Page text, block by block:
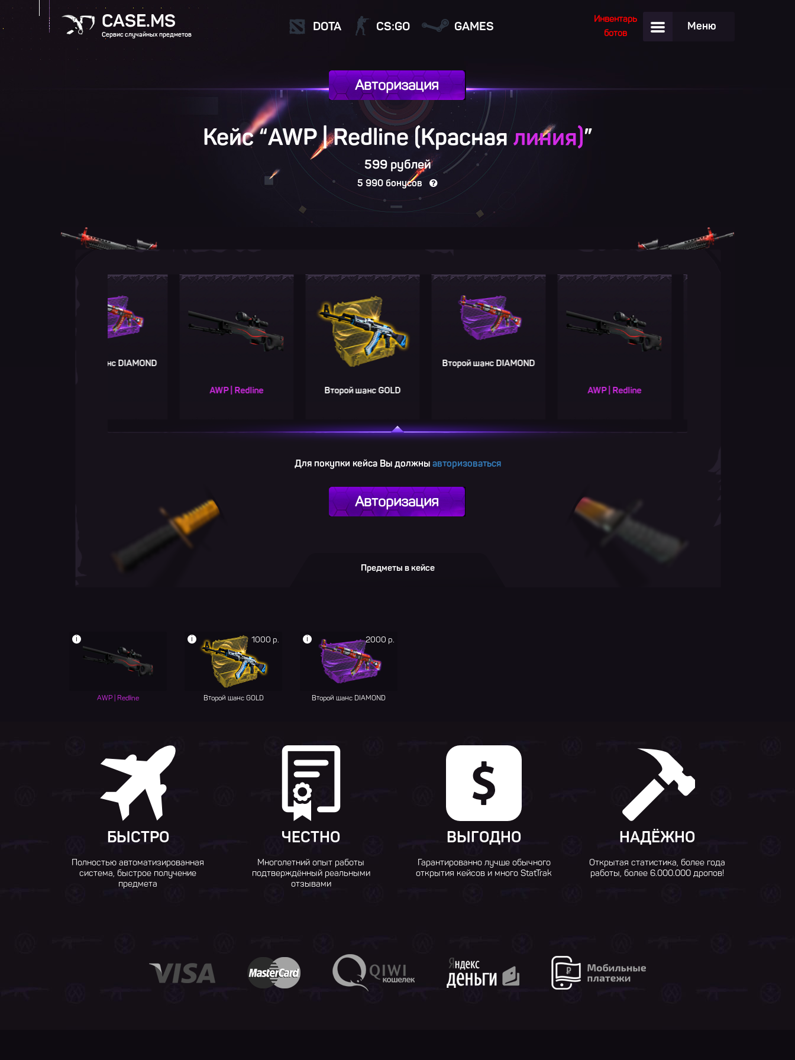
CASE.MS
Сервис случайных предметов
Меню
Инвентарь
ботов
DOTA CS:GO GAMES
Авторизация
Кейс “AWP | Redline (Краснаялиния)”
599 рублей
5 990 бонусов
Второй шанс DIAMOND
AWP | Redline Второй шанс GOLD
Второй шанс DIAMOND
AWP | Redline
Для покупки кейса Вы должны авторизоваться
Авторизация
Предметы в кейсе
i
AWP | Redline
1000 р.
i
Второй шанс GOLD
2000 р.
i
Второй шанс DIAMOND
БЫСТРО
Полностью автоматизированная
система, быстрое получение
предмета
ЧЕСТНО
Многолетний опыт работы
подтверждённый реальными
отзывами
ВЫГОДНО
Гарантированно лучше обычного
открытия кейсов и много StatTrak
НАДЁЖНО
Открытая статистика, более года
работы, более 6.000.000 дропов!